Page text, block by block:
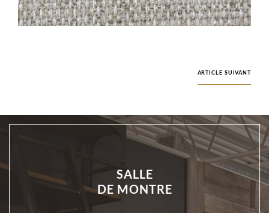
ARTICLE SUIVANT
SALLE
DE MONTRE